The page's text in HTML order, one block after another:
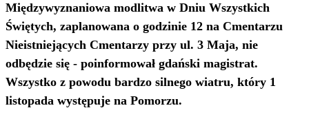
Międzywyznaniowa modlitwa w Dniu Wszystkich
Świętych, zaplanowana o godzinie 12 na Cmentarzu
Nieistniejących Cmentarzy przy ul. 3 Maja, nie
odbędzie się - poinformował gdański magistrat.
Wszystko z powodu bardzo silnego wiatru, który 1
listopada występuje na Pomorzu.